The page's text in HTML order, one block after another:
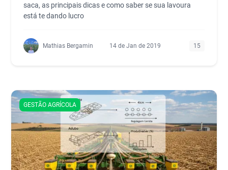
saca, as principais dicas e como saber se sua lavoura
está te dando lucro
Mathias Bergamin 14 de Jan de 2019 15
GESTÃO AGRÍCOLA